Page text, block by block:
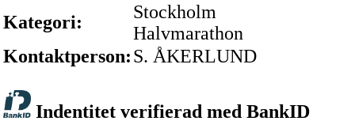
Kategori:
Stockholm
Halvmarathon
Kontaktperson:S. ÅKERLUND
Indentitet verifierad med BankID